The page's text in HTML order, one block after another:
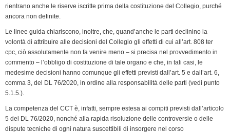
rientrano anche le riserve iscritte prima della costituzione del Collegio, purché
ancora non definite.
Le linee guida chiariscono, inoltre, che, quand’anche le parti declinino la
volontà di attribuire alle decisioni del Collegio gli effetti di cui all’art. 808 ter
cpc, ciò assolutamente non fa venire meno – si precisa nel provvedimento in
commento – l’obbligo di costituzione di tale organo e che, in tali casi, le
medesime decisioni hanno comunque gli effetti previsti dall’art. 5 e dall’art. 6,
comma 3, del DL 76/2020, in ordine alla responsabilità delle parti (vedi punto
5.1.5.).
La competenza del CCT è, infatti, sempre estesa ai compiti previsti dall’articolo
5 del DL 76/2020, nonché alla rapida risoluzione delle controversie o delle
dispute tecniche di ogni natura suscettibili di insorgere nel corso